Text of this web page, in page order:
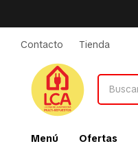
Menú Ofertas
Contacto Tienda